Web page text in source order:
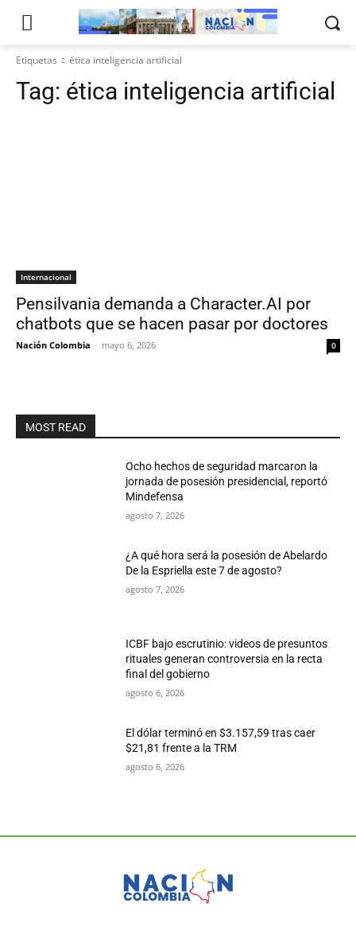
Etiquetas ética inteligencia artificial
Tag: ética inteligencia artificial
Internacional
Pensilvania demanda a Character.AI por
chatbots que se hacen pasar por doctores
Nación Colombia - mayo 6, 2026 0
MOST READ
Ocho hechos de seguridad marcaron la
jornada de posesión presidencial, reportó
Mindefensa
agosto 7, 2026
¿A qué hora será la posesión de Abelardo
De la Espriella este 7 de agosto?
agosto 7, 2026
ICBF bajo escrutinio: videos de presuntos
rituales generan controversia en la recta
final del gobierno
agosto 6, 2026
El dólar terminó en $3.157,59 tras caer
$21,81 frente a la TRM
agosto 6, 2026